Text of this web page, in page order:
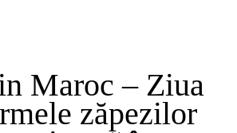
Maroc – Ziua
zăpezilor